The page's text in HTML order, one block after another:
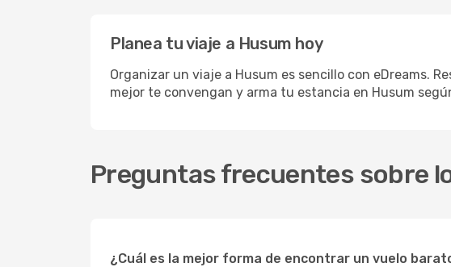
Planea tu viaje a Husum hoy
Organizar un viaje a Husum es sencillo con eDreams.
mejor te convengan y arma tu estancia en Husum
Preguntas frecuentes sobre
¿Cuál es la mejor forma de encontrar un vuelo